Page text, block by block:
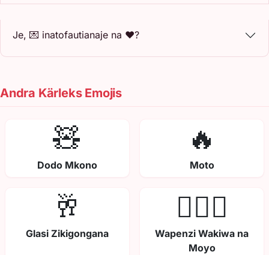
Je, 💌 inatofautianaje na ❤️?
Andra Kärleks Emojis
🧸
Dodo Mkono
🔥
Moto
🥂
Glasi Zikigongana
👩‍❤️‍👨
Wapenzi Wakiwa na
Moyo